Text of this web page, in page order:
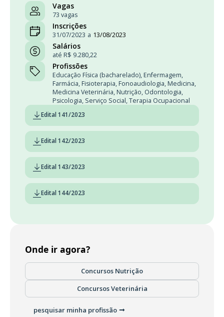
Vagas
73 vagas
Inscrições
31/07/2023 a 13/08/2023
Salários
até R$ 9.280,22
Profissões
Educação Física (bacharelado), Enfermagem,
Farmácia, Fisioterapia, Fonoaudiologia, Medicina,
Medicina Veterinária, Nutrição, Odontologia,
Psicologia, Serviço Social,Terapia Ocupacional
Edital 141/2023
Edital 142/2023
Edital 143/2023
Edital 144/2023
Onde ir agora?
Concursos Nutrição
Concursos Veterinária
pesquisar minha profissão